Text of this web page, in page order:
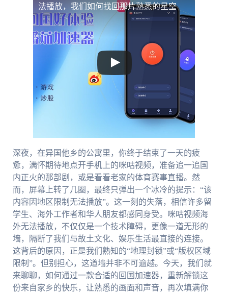
法播放，我们如何找回那片熟悉的星空
深夜，在异国他乡的公寓里，你终于结束了一天的疲
惫，满怀期待地点开手机上的咪咕视频，准备追一追国
内正火的那部剧，或是看看老家的体育赛事直播。然
而，屏幕上转了几圈，最终只弹出一个冰冷的提示：“该
内容因地区限制无法播放”。这一刻的失落，相信许多留
学生、海外工作者和华人朋友都感同身受。咪咕视频海
外无法播放，不仅仅是一个技术障碍，更像一道无形的
墙，隔断了我们与故土文化、娱乐生活最直接的连接。
这背后的原因，正是我们熟知的“地理封锁”或“版权区域
限制”。但别担心，这道墙并非不可逾越。今天，我们就
来聊聊，如何通过一款合适的回国加速器，重新解锁这
份来自家乡的快乐，让熟悉的画面和声音，再次填满你